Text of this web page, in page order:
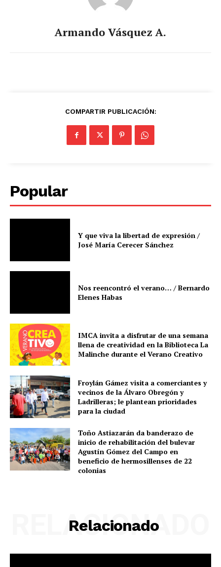
Armando Vásquez A.
COMPARTIR PUBLICACIÓN:
Popular
Y que viva la libertad de expresión /
José María Cerecer Sánchez
Nos reencontró el verano… / Bernardo
Elenes Habas
IMCA invita a disfrutar de una semana
llena de creatividad en la Biblioteca La
Malinche durante el Verano Creativo
Froylán Gámez visita a comerciantes y
vecinos de la Álvaro Obregón y
Ladrilleras; le plantean prioridades
para la ciudad
Toño Astiazarán da banderazo de
inicio de rehabilitación del bulevar
Agustín Gómez del Campo en
beneficio de hermosillenses de 22
colonias
Relacionado
RELACIONADO